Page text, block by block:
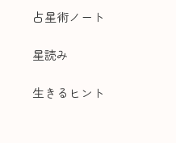
占星術ノート
星読み
生きるヒント